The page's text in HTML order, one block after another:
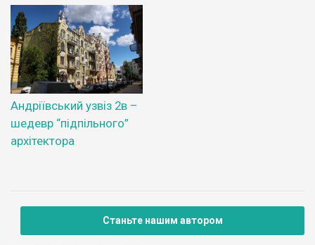
Андріївський узвіз 2в –
шедевр “підпільного”
архітектора
Станьте нашим автором